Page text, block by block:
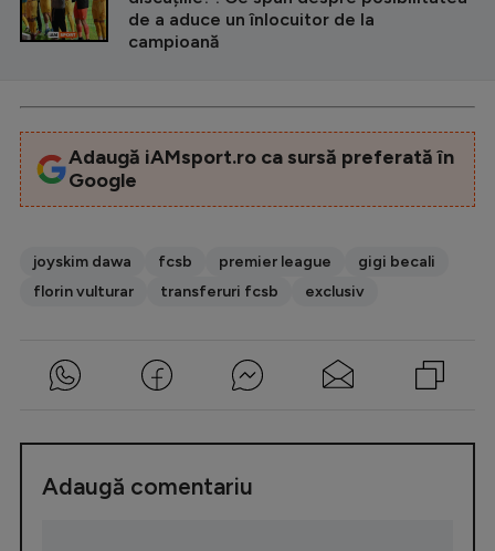
de a aduce un înlocuitor de la
campioană
Adaugă iAMsport.ro ca sursă preferată în
Google
joyskim dawa fcsb premier league
gigi becali
florin vulturar
transferuri fcsb exclusiv
Adaugă comentariu